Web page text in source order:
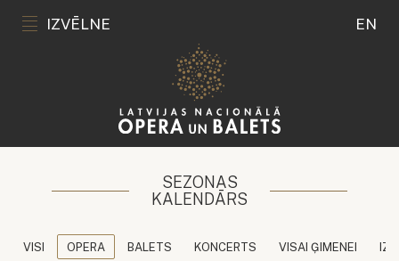
IZVĒLNE EN
SEZONAS
KALENDĀRS
VISI OPERA BALETS KONCERTS VISAI ĢIMENEI